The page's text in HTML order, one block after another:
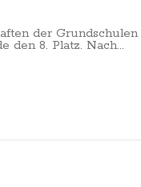
der
den 8. Platz. Nach...